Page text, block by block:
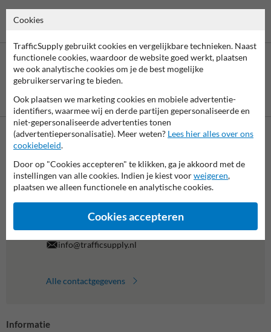
is mogelijk
Neem contact op met onze productspecialist Igor!
We zijn vandaag tot 17.00 telefonisch bereikbaar voor
al je vragen over onze producten en diensten.
038-7920070 bereikbaar tot 17.00
Chat met ons online
info@trafficsupply.nl
Alle contactgegevens
Informatie
Cookies
TrafficSupply gebruikt cookies en vergelijkbare technieken. Naast
functionele cookies, waardoor de website goed werkt, plaatsen
we ook analytische cookies om je de best mogelijke
gebruikerservaring te bieden.
Ook plaatsen we marketing cookies en mobiele advertentie-
identifiers, waarmee wij en derde partijen gepersonaliseerde en
niet-gepersonaliseerde advertenties tonen
(advertentiepersonalisatie). Meer weten? Lees hier alles over ons
cookiebeleid.
Door op "Cookies accepteren" te klikken, ga je akkoord met de
instellingen van alle cookies. Indien je kiest voorweigeren,
plaatsen we alleen functionele en analytische cookies.
Cookies accepteren